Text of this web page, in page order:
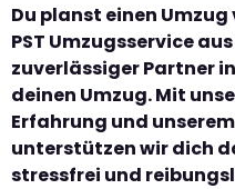
Du planst einen
PST Umzugsservice
zuverlässiger Partner
deinen Umzug. Mit
Erfahrung und
unterstützen wir dich
stressfrei und